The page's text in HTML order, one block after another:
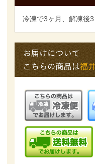
冷凍で3ヶ月、解凍後